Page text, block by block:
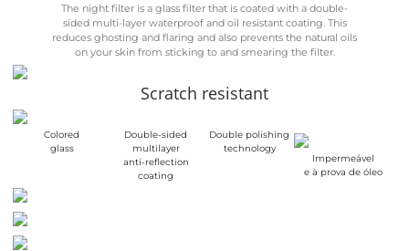
The night filter is a glass filter that is coated with a double-
sided multi-layer waterproof and oil resistant coating. This
reduces ghosting and flaring and also prevents the natural oils
on your skin from sticking to and smearing the filter.
Scratch resistant
Colored
glass
Double-sided
multilayer
anti-reflection
coating
Double polishing
technology
Impermeável
e à prova de óleo